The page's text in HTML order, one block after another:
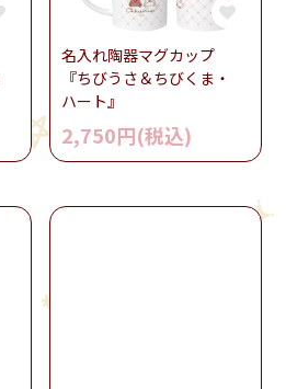
名入れ陶器マグカップ
『ちびうさ＆ちびくま・
ハート』
2,750円(税込)